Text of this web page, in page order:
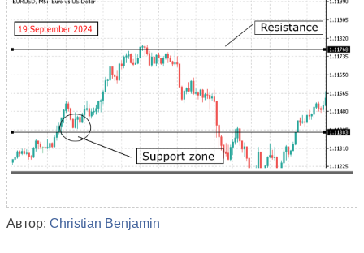
Автор: Christian Benjamin